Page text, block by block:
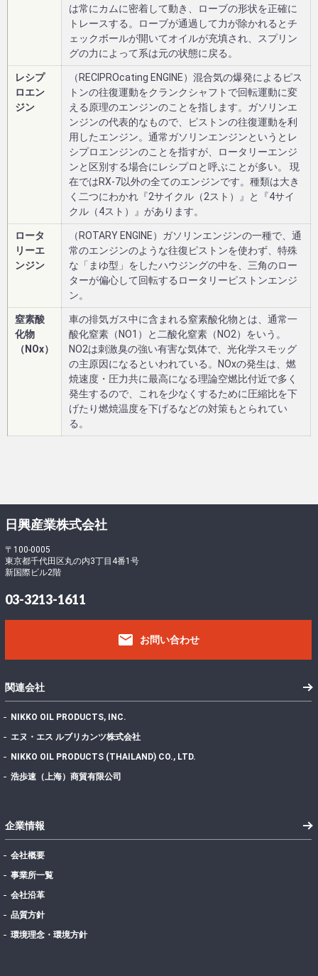
は常にカムに密着して動き、ローブの形状を正確に
トレースする。ローブが通過して力が除かれるとチ
ェックボールが開いてオイルが充填され、スプリン
グの力によって系は元の状態に戻る。
レシプ
ロエン
ジン
（RECIPROcating ENGINE）混合気の爆発によるピス
トンの往復運動をクランクシャフトで回転運動に変
える原理のエンジンのことを指します。ガソリンエ
ンジンの代表的なもので、ピストンの往復運動を利
用したエンジン。通常ガソリンエンジンというとレ
シプロエンジンのことを指すが、ロータリーエンジ
ンと区別する場合にレシプロと呼ぶことが多い。 現
在ではRX-7以外の全てのエンジンです。種類は大き
く二つにわかれ『2サイクル（2スト）』と『4サイ
クル（4スト）』があります。
ロータ
リーエ
ンジン
（ROTARY ENGINE）ガソリンエンジンの一種で、通
常のエンジンのような往復ピストンを使わず、特殊
な「まゆ型」をしたハウジングの中を、三角のロー
ターが偏心して回転するロータリーピストンエンジ
ン。
窒素酸
化物
（NOx）
車の排気ガス中に含まれる窒素酸化物とは、通常一
酸化窒素（NO1）と二酸化窒素（NO2）をいう。
NO2は刺激臭の強い有害な気体で、光化学スモッグ
の主原因になるといわれている。NOxの発生は、燃
焼速度・圧力共に最高になる理論空燃比付近で多く
発生するので、これを少なくするために圧縮比を下
げたり燃焼温度を下げるなどの対策もとられてい
る。
日興産業株式会社
〒100-0005
東京都千代田区丸の内3丁目4番1号
新国際ビル2階
03-3213-1611
email お問い合わせ
関連会社
NIKKO OIL PRODUCTS, INC.
エヌ・エス ルブリカンツ株式会社
NIKKO OIL PRODUCTS (THAILAND) CO., LTD.
浩歩速（上海）商貿有限公司
企業情報
会社概要
事業所一覧
会社沿革
品質方針
環境理念・環境方針